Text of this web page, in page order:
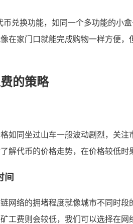
币兑换功能，如同一个多功能的小
在家门口就能完成购物一样方便
的策略
如同坐过山车一般波动剧烈，关注
解代币的价格走势，在价格较低
间
网络的拥堵程度就像城市不同时
工费则会较低，我们可以选择在